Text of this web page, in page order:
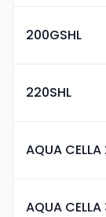
200GSHL
220SHL
AQUA
AQUA